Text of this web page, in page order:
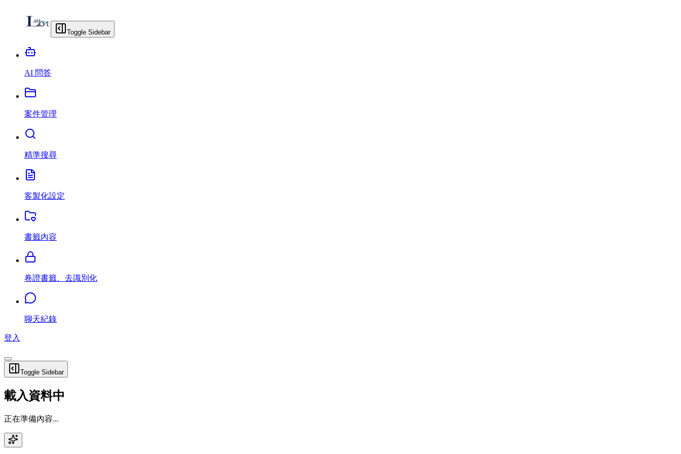
Toggle Sidebar
AI 問答
案件管理
精準搜尋
客製化設定
書籤內容
卷證書籤、去識別化
聊天紀錄
登入
Toggle Sidebar
載入資料中
正在準備內容...